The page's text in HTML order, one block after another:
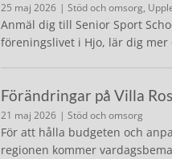
25 maj 2026 | Stöd och omsorg,
Anmäl dig till Senior Sport
föreningslivet i Hjo, lär dig mer
Förändringar på Villa
21 maj 2026 | Stöd och omsorg
För att hålla budgeten och
regionen kommer